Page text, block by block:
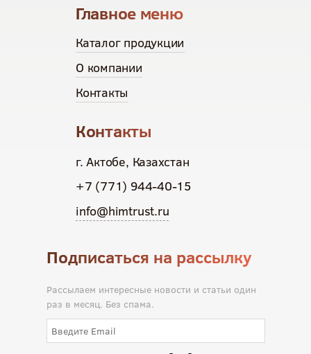
Главное меню
Каталог продукции
О компании
Контакты
Контакты
г. Актобе, Казахстан
+7 (771) 944-40-15
info@himtrust.ru
Подписаться на рассылку
Рассылаем интересные новости и статьи один
раз в месяц. Без спама.